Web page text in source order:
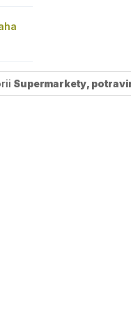
Supermarkety,